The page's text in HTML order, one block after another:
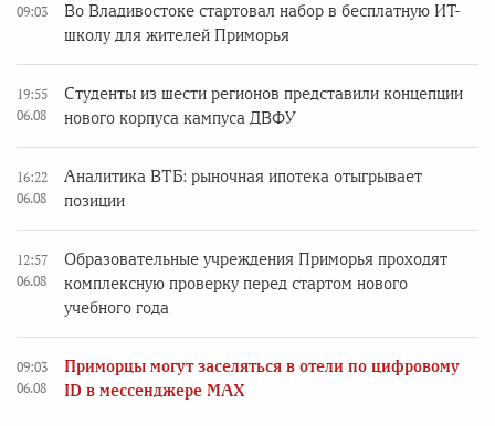
09:03
Во Владивостоке стартовал набор в бесплатную ИТ-
школу для жителей Приморья
19:55
06.08
Студенты из шести регионов представили концепции
нового корпуса кампуса ДВФУ
16:22
06.08
Аналитика ВТБ: рыночная ипотека отыгрывает
позиции
12:57
06.08
Образовательные учреждения Приморья проходят
комплексную проверку перед стартом нового
учебного года
09:03
06.08
Приморцы могут заселяться в отели по цифровому
ID в мессенджере MAX